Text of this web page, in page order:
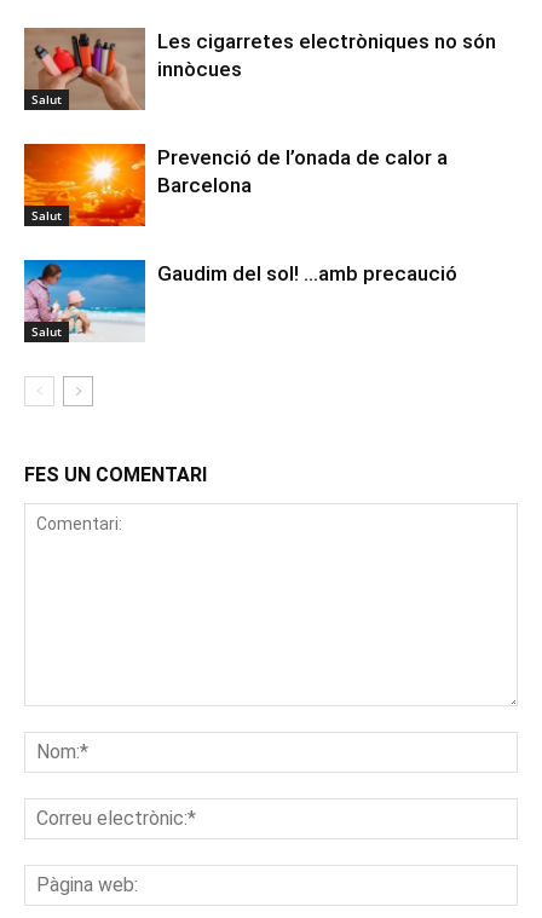
Salut
Les cigarretes electròniques no són
innòcues
Salut
Prevenció de l’onada de calor a
Barcelona
Salut
Gaudim del sol! …amb precaució
FES UN COMENTARI